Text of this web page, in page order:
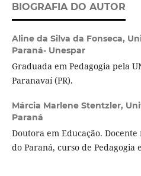
BIOGRAFIA DO AUTOR
Aline da Silva da Fonseca,
Paraná- Unespar
Graduada em Pedagogia pela
Paranavaí (PR).
Márcia Marlene Stentzler,
Paraná
Doutora em Educação.
do Paraná, curso de Pedagogia